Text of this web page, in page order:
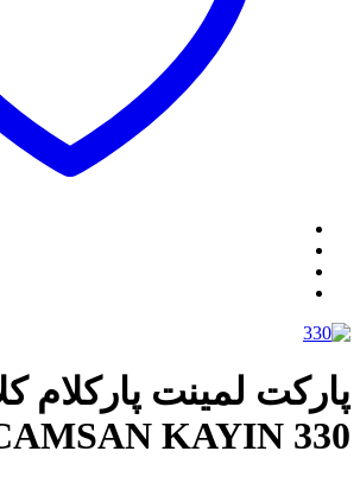
پارکت لمینت پارکلام
KAYIN 330